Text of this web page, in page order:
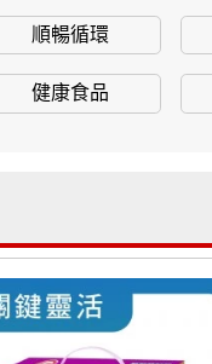
順暢循環
健康食品